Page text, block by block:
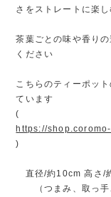
さをストレートに楽
茶葉ごとの味や香り
ください
こちらのティーポッ
ています
(
https://
)
直径/約10cm 高さ/
（つまみ、取っ手